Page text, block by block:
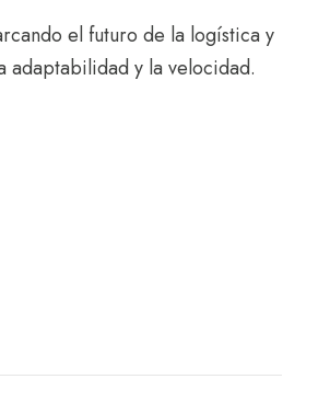
el futuro de la logística y
adaptabilidad y la velocidad.